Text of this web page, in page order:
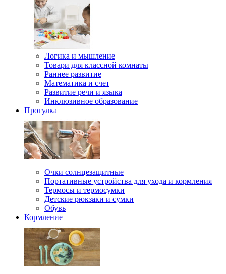
Логика и мышление
Товари для классной комнаты
Раннее развитие
Математика и счет
Развитие речи и языка
Инклюзивное образование
Прогулка
Очки солнцезащитные
Портативные устройства для ухода и кормления
Термосы и термосумки
Детские рюкзаки и сумки
Обувь
Кормление